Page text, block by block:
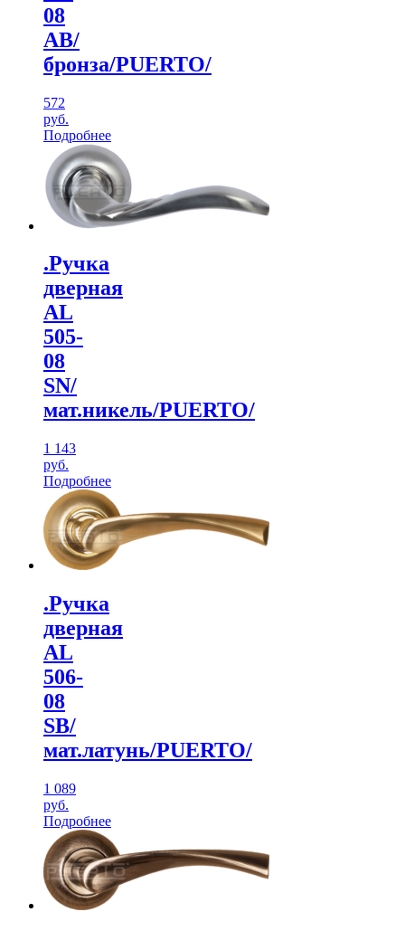
08
АВ/
бронза/PUERTO/
572
руб.
Подробнее
.Ручка
дверная
AL
505-
08
SN/
мат.никель/PUERTO/
1 143
руб.
Подробнее
.Ручка
дверная
AL
506-
08
SB/
мат.латунь/PUERTO/
1 089
руб.
Подробнее